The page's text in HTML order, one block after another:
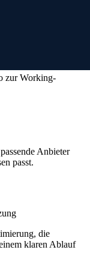
Anbieter
passt.
die
klaren Ablauf